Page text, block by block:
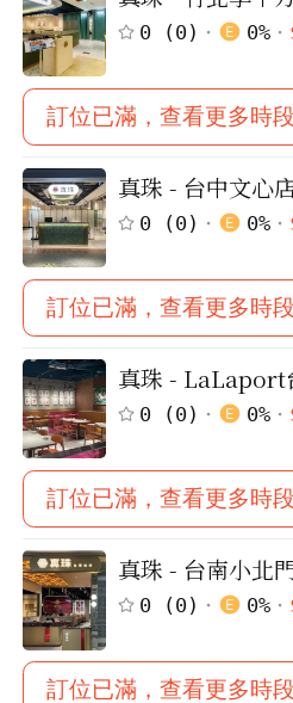
0 (0 ) 0%
訂位已滿，查看更多時
真珠 - 台中文心
0 (0 ) 0%
訂位已滿，查看更多時
真珠 - LaLaport
0 (0 ) 0%
訂位已滿，查看更多時
真珠 - 台南小北
0 (0 ) 0%
訂位已滿，查看更多時